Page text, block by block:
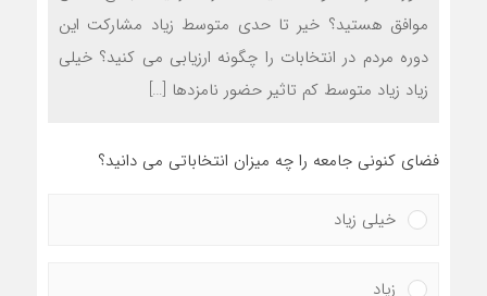
موافق هستید؟ خیر تا حدی متوسط زیاد مشارکت این
دوره مردم در انتخابات را چگونه ارزیابی می کنید؟ خیلی
زیاد زیاد متوسط کم تاثیر حضور نامزدها […]
فضای کنونی جامعه را چه میزان انتخاباتی می دانید؟
خیلی زیاد
زیاد